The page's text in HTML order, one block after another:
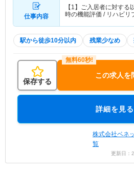
仕事内容
【1】ご入居者に対す
時の機能評価 / リハビ
駅から徒歩10分以内 残業少なめ
保存する
この求人を
詳細を見る
株式会社ベネ
覧
更新日